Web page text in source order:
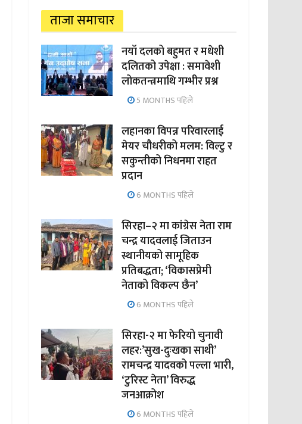
ताजा समाचार
नयाँ दलको बहुमत र मधेशी
दलितको उपेक्षा : समावेशी
लोकतन्त्रमाथि गम्भीर प्रश्न
5 MONTHS पहिले
लहानका विपन्न परिवारलाई
मेयर चौधरीको मलम: विल्टु र
सकुन्तीको निधनमा राहत
प्रदान
6 MONTHS पहिले
सिरहा–२ मा कांग्रेस नेता राम
चन्द्र यादवलाई जिताउन
स्थानीयको सामूहिक
प्रतिबद्धता; ‘विकासप्रेमी
नेताको विकल्प छैन’
6 MONTHS पहिले
सिरहा-२ मा फेरियो चुनावी
लहर:’सुख-दुःखका साथी’
रामचन्द्र यादवको पल्ला भारी,
‘टुरिस्ट नेता’ विरुद्ध
जनआक्रोश
6 MONTHS पहिले